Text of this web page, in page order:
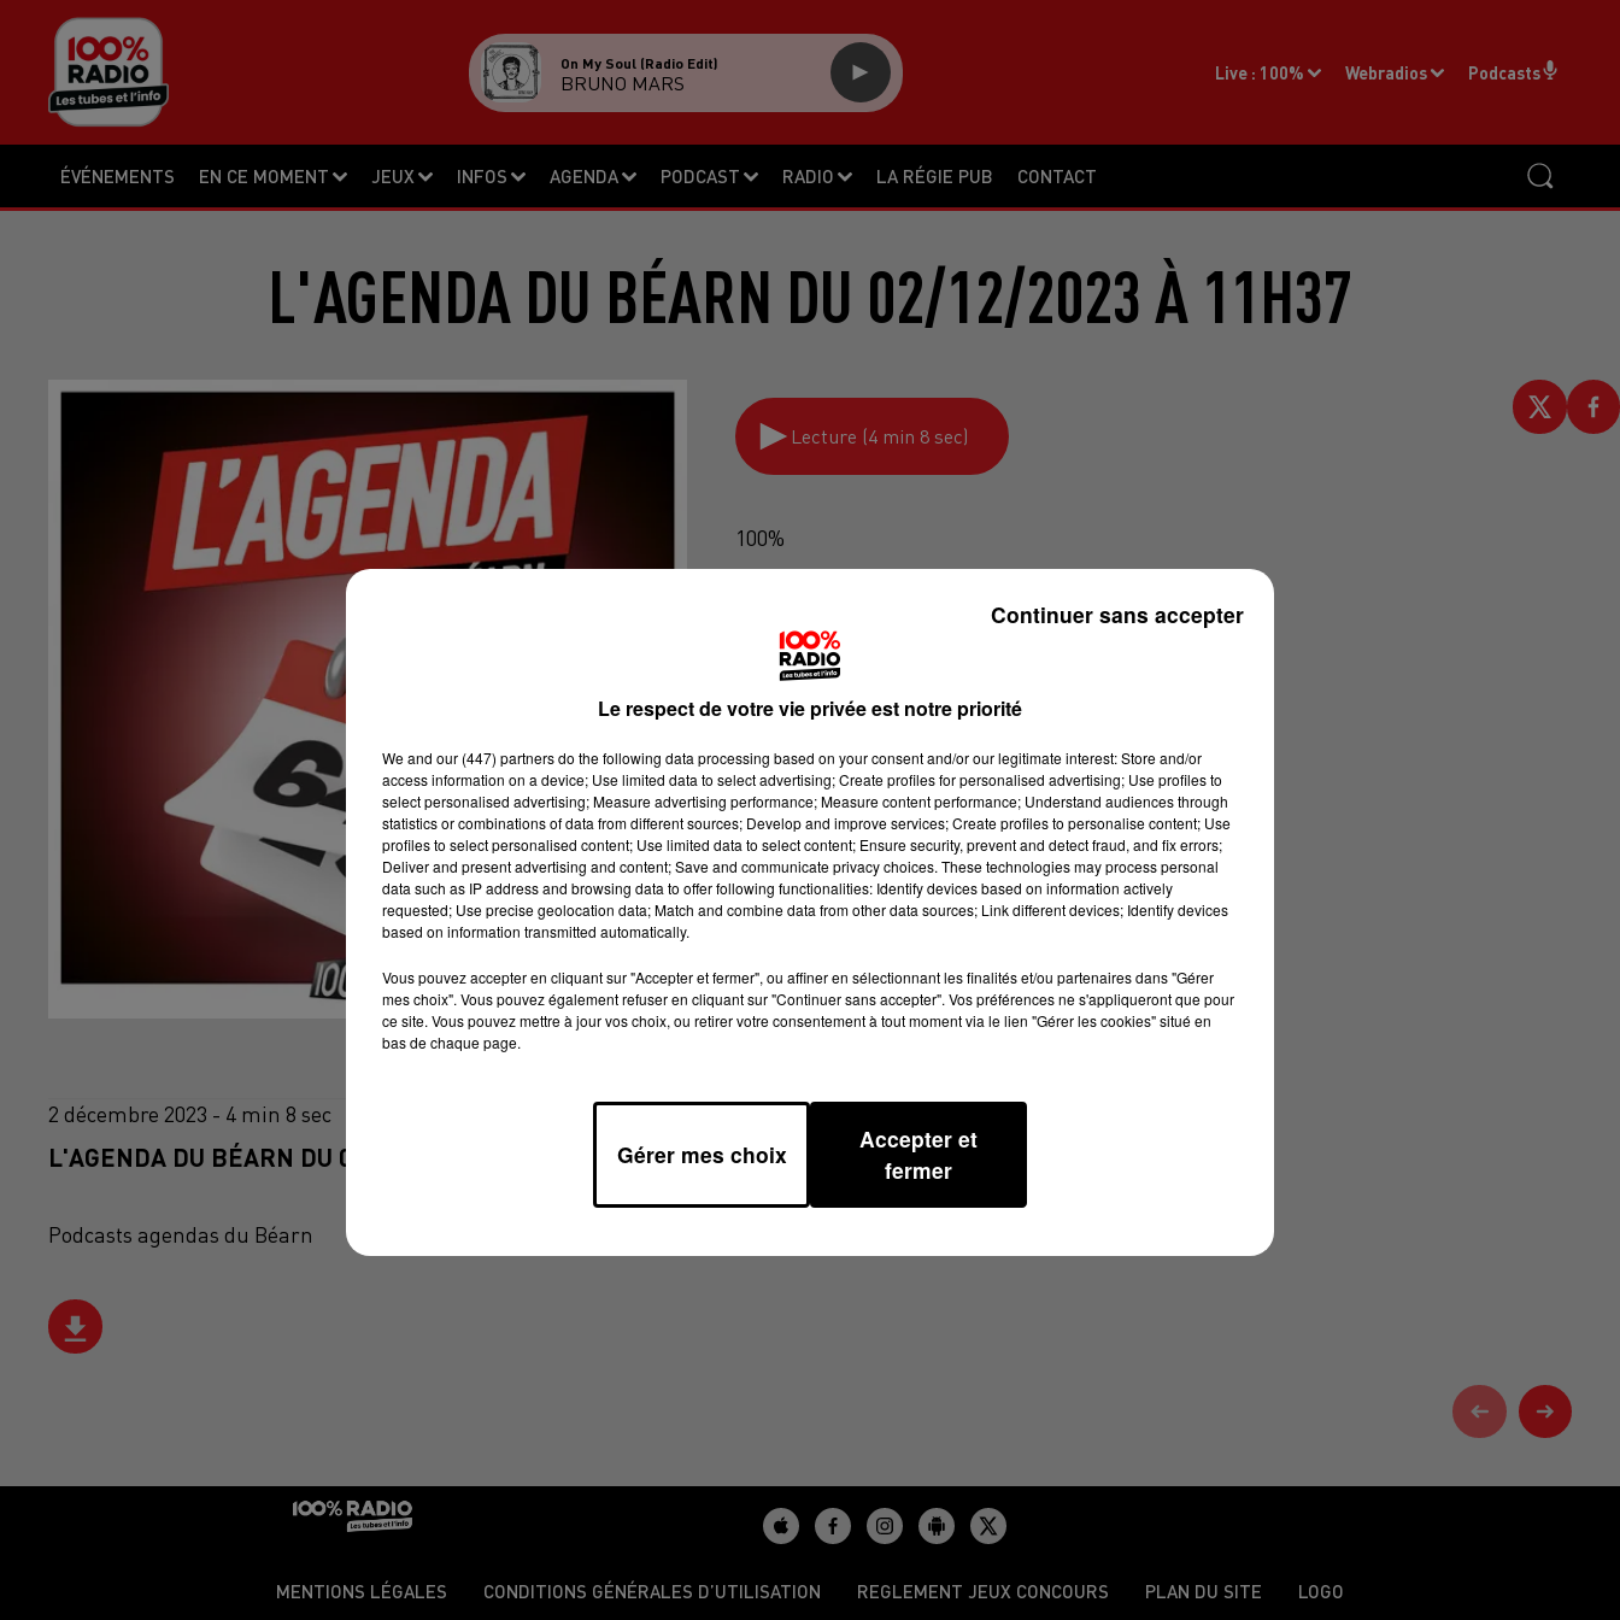
ÉVÉNEMENTS EN CE MOMENT JEUX INFOS AGENDA PODCAST RADIO LA RÉGIE PUB CONTACT
Live : 100% Webradios Podcasts
On My Soul (radio Edit)
BRUNO MARS
L'AGENDA DU BÉARN DU 02/12/2023 À 11H37
Lecture (4 min 8 sec)
100%
2 décembre 2023 - 4 min 8 sec
L'AGENDA DU BÉARN DU 02/12/2023 À 11H37
Podcasts agendas du Béarn
MENTIONS LÉGALES CONDITIONS GÉNÉRALES D’UTILISATION REGLEMENT JEUX CONCOURS PLAN DU SITE LOGO
Le respect de votre vie privée est notre priorité
We and our (447) partnersdo the following data processing based on your consent and/or our legitimate interest: Store and/or
access information on a device; Use limited data to select advertising; Create profiles for personalised advertising; Use profiles to
select personalised advertising; Measure advertising performance; Measure content performance; Understand audiences through
statistics or combinations of data from different sources; Develop and improve services; Create profiles to personalise content; Use
profiles to select personalised content; Use limited data to select content; Ensure security, prevent and detect fraud, and fix errors;
Deliver and present advertising and content; Save and communicate privacy choices. These technologies may process personal
data such as IP address and browsing data to offer following functionalities: Identify devices based on information actively
requested; Use precise geolocation data; Match and combine data from other data sources; Link different devices; Identify devices
based on information transmitted automatically.
Vous pouvez accepter en cliquant sur "Accepter et fermer", ou affiner en sélectionnant les finalités et/ou partenaires dans "Gérer
mes choix". Vous pouvez également refuser en cliquant sur "Continuer sans accepter". Vos préférences ne s'appliqueront que pour
ce site. Vous pouvez mettre à jour vos choix, ou retirer votre consentement à tout moment via le lien "Gérer les cookies" situé en
bas de chaque page.
Gérer mes choix
Accepter et
fermer
Continuer sans accepter